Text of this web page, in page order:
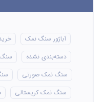
آباژور سنگ نمک
دسته‌بندی نشده
سنگ نمک صورتی
سنگ نمک کریستالی